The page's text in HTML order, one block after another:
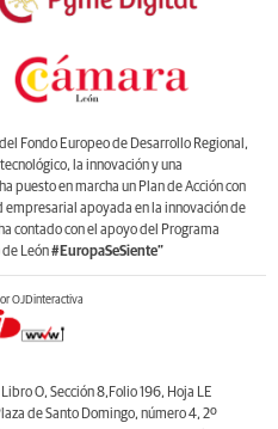
Fondo Europeo de Desarrollo Regional,
la innovación y una
puesto en marcha un Plan de Acción con
apoyada en la innovación de
contado con el apoyo del Programa
de León#EuropaSeSiente”
OJDinteractiva
O, Sección 8,Folio 196, Hoja LE
de Santo Domingo, número 4, 2º